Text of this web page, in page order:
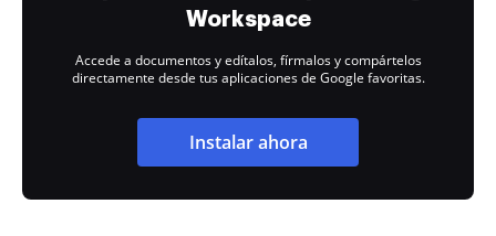
Workspace
Accede a documentos y edítalos, fírmalos y compártelos
directamente desde tus aplicaciones de Google favoritas.
Instalar ahora